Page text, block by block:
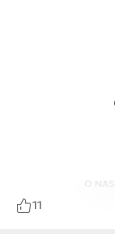
11
O NAS